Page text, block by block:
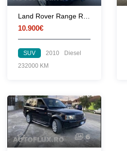
10.900€
SUV 2010
Diesel
232000 KM
6